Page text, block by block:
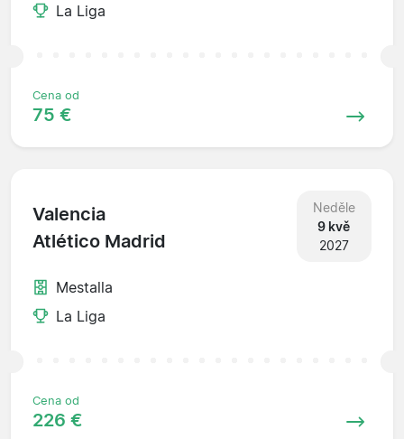
La Liga
Cena od
75 €
Valencia
Atlético Madrid
Neděle
9 kvě
2027
Mestalla
La Liga
Cena od
226 €